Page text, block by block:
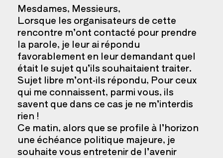
Mesdames, Messieurs,
Lorsque les organisateurs de cette
rencontre m’ont contacté pour prendre
la parole, je leur ai répondu
favorablement en leur demandant quel
était le sujet qu’ils souhaitaient traiter.
Sujet libre m’ont-ils répondu, Pour ceux
qui me connaissent, parmi vous, ils
savent que dans ce cas je ne m’interdis
rien !
Ce matin, alors que se profile à l’horizon
une échéance politique majeure, je
souhaite vous entretenir de l’avenir